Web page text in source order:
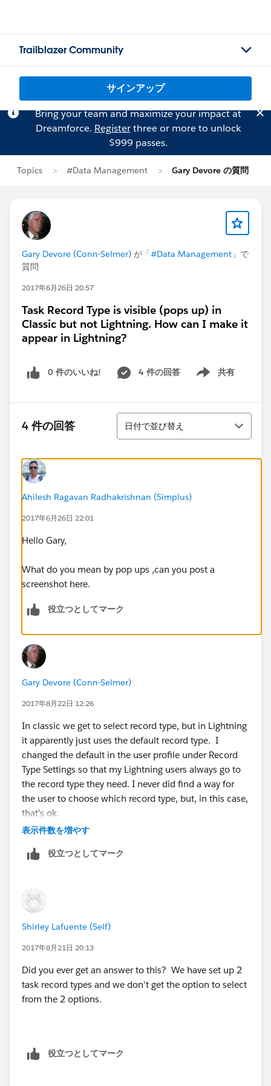
Trailblazer Community
サインアップ
Bring your team and maximize your impact at
Dreamforce. Registerthree or more to unlock
$999 passes.
Topics #Data Management Gary Devore の質問
Gary Devore (Conn-Selmer) が「#Data Management 」で
質問
2017年6月26日 20:57
Task Record Type is visible (pops up) in
Classic but not Lightning. How can I make it
appear in Lightning?
0 件のいいね! 4 件の回答 共有
Show menu
4 件の回答
並び替え
日付で並び替え
Ahilesh Ragavan Radhakrishnan (Simplus)
2017年6月26日 22:01
Hello Gary,
What do you mean by pop ups ,can you post a
screenshot here.
役立つとしてマーク
Gary Devore (Conn-Selmer)
2017年8月22日 12:26
In classic we get to select record type, but in Lightning
it apparently just uses the default record type. I
changed the default in the user profile under Record
Type Settings so that my Lightning users always go to
the record type they need. I never did find a way for
the user to choose which record type, but, in this case,
that's ok.
表示件数を増やす
役立つとしてマーク
Shirley Lafuente (Self)
2017年8月21日 20:13
Did you ever get an answer to this? We have set up 2
task record types and we don't get the option to select
from the 2 options.
役立つとしてマーク